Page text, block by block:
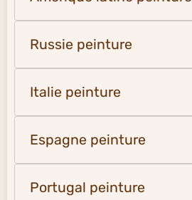
Russie peinture
Italie peinture
Espagne peinture
Portugal peinture